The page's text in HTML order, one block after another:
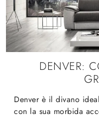
DENVER:
Denver è il divano
con la sua morbida